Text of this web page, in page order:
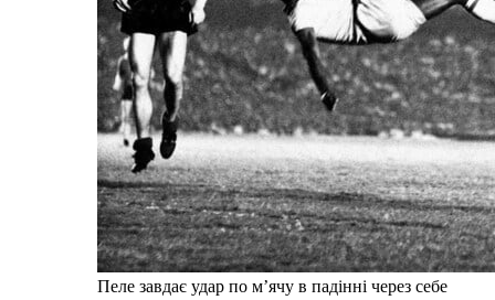
Пеле завдає удар по м’ячу в падінні через себе